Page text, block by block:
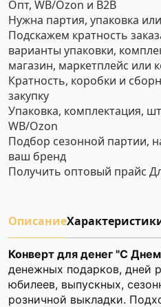
Опт, WB/Ozon и B2B
Нужна партия, упаковка
Подскажем кратность
варианты упаковки,
магазин, маркетплейс или
Кратность, коробки и
закупку
Упаковка, комплектация,
WB/Ozon
Подбор сезонной партии,
ваш бренд
Получить оптовый прайс
Описание
Конверт для денег "С
денежных подарков, дней
юбилеев, выпускных,
розничной выкладки.